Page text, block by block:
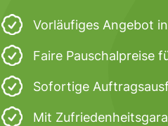
Vorläufiges Angebot
Faire Pauschalpreise
Sofortige
Mit